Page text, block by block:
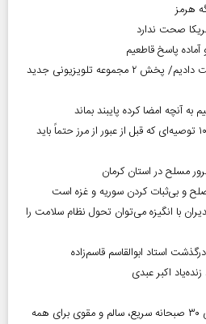
صحت ندارد
پاسخ قاطعیم
هنرمند منحصر‌به‌فردی را از دست دادیم/ پخش ۲ مجموعه تلویزیونی جدید
به آنچه امضا کرده پایبند بماند
بازگشت زائران اربعین آغاز شد؛ ۱۰ توصیه‌ای که قبل از عبور از مرز حتماً باید
و بی‌ثبات کردن سوریه و غزه است
با انگیزه می‌توان تحول نظام سلامت را
استاد ابوالقاسم قاسم‌زاده
اکبر عبدی
صبحانه چی درست کنم؟ معرفی ۳۰ صبحانه سریع، سالم و مقوی برای همه